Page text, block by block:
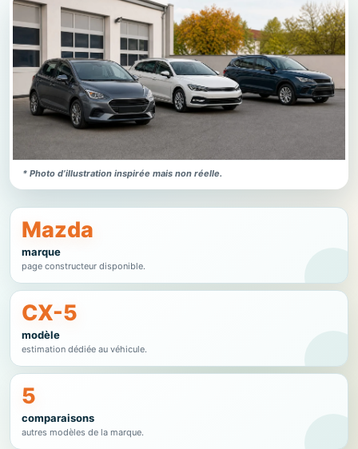
* Photo d’illustration inspirée mais non réelle.
Mazda
marque
page constructeur disponible.
CX-5
modèle
estimation dédiée au véhicule.
5
comparaisons
autres modèles de la marque.